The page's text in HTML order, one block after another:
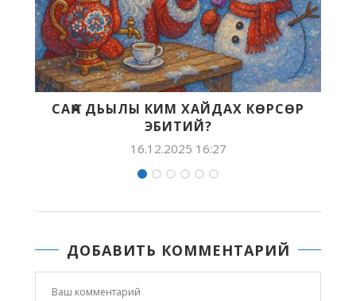
КӨРСӨР ОҔОЛОРГО ҮӨРҮҮНҮ
ДОБАВИТЬ КОММЕНТАРИЙ